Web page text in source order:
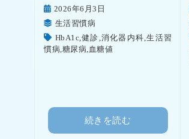
2026年6月3日
生活習慣病
HbA1c,健診,消化器内科,生活習
慣病,糖尿病, 血糖値
続きを読む